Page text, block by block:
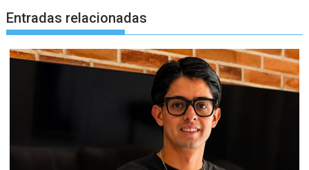
Entradas relacionadas